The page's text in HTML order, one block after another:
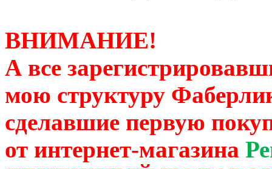
ВНИМАНИЕ!
А все
мою структуру
сделавшие первую
от интернет-магазина